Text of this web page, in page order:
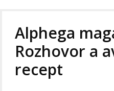
Alphega
Rozhovor a
recept